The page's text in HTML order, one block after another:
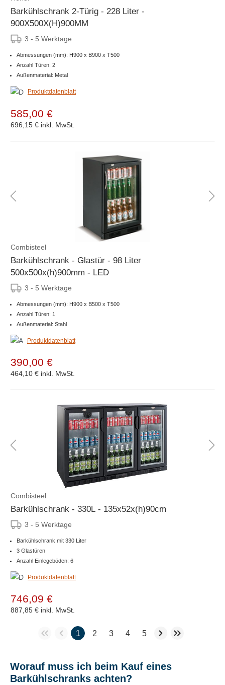
Barkühlschrank 2-Türig - 228 Liter -
900X500X(H)900MM
3 - 5 Werktage
Abmessungen (mm): H900 x B900 x T500
Anzahl Türen: 2
Außenmaterial: Metal
Produktdatenblatt
585,00 €
696,15 € inkl. MwSt.
Combisteel
Barkühlschrank - Glastür - 98 Liter
500x500x(h)900mm - LED
3 - 5 Werktage
Abmessungen (mm): H900 x B500 x T500
Anzahl Türen: 1
Außenmaterial: Stahl
Produktdatenblatt
390,00 €
464,10 € inkl. MwSt.
Combisteel
Barkühlschrank - 330L - 135x52x(h)90cm
3 - 5 Werktage
Barkühlschrank mit 330 Liter
3 Glastüren
Anzahl Einlegeböden: 6
Produktdatenblatt
746,09 €
887,85 € inkl. MwSt.
1 2 3 4 5
Worauf muss ich beim Kauf eines
Barkühlschranks achten?